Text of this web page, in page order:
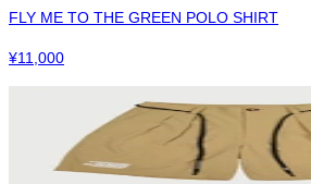
FLY ME TO THE GREEN POLO SHIRT
¥11,000